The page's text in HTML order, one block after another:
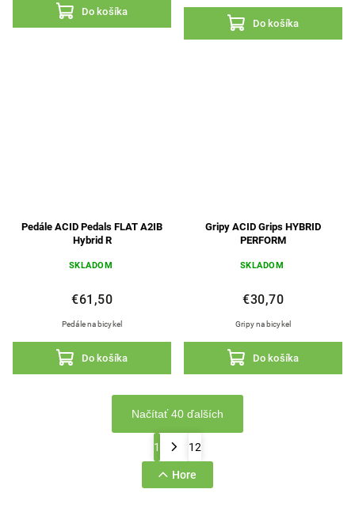
Do košíka
Do košíka
Pedále ACID Pedals FLAT A2IB
Hybrid R
SKLADOM
€61,50
Do košíka
Pedále na bicykel
Gripy ACID Grips HYBRID
PERFORM
SKLADOM
€30,70
Do košíka
Gripy na bicykel
Načítať 40 ďalších
1 12
Hore